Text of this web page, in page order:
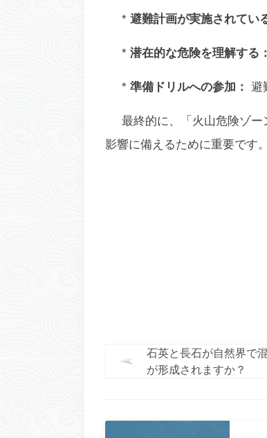
* 避難計画が実施されてい
* 潜在的な危険を理解する：
* 準備ドリルへの参加： 避
最終的に、「火山危険ゾ
影響に備えるために重要です。
石英と長石が自然界で
が形成されますか？